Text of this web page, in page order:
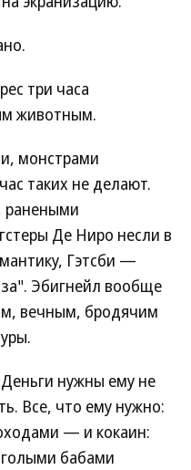
три часа
животным.
монстрами
таких не делают.
ранеными
Де Ниро несли в
Гэтсби —
Эбигнейл вообще
вечным, бродячим
нужны ему не
Все, что ему нужно:
— и кокаин:
бабами